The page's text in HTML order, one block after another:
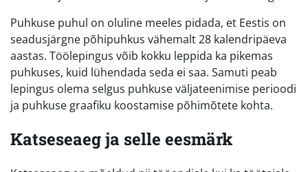
Puhkuse puhul on oluline meeles pidada, et Eestis on
seadusjärgne põhipuhkus vähemalt 28 kalendripäeva
aastas. Töölepingus võib kokku leppida ka pikemas
puhkuses, kuid lühendada seda ei saa. Samuti peab
lepingus olema selgus puhkuse väljateenimise perioodi
ja puhkuse graafiku koostamise põhimõtete kohta.
Katseseaeg ja selle eesmärk